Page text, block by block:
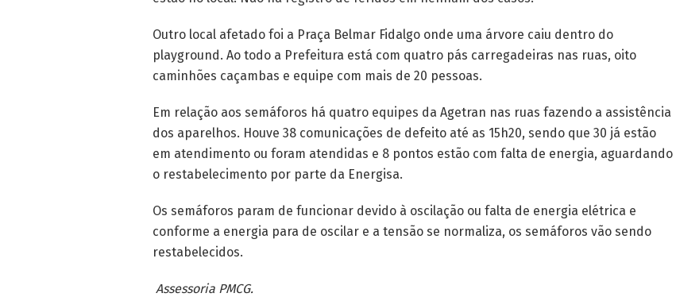
Outro local afetado foi a Praça Belmar Fidalgo onde uma árvore caiu dentro do
playground. Ao todo a Prefeitura está com quatro pás carregadeiras nas ruas, oito
caminhões caçambas e equipe com mais de 20 pessoas.
Em relação aos semáforos há quatro equipes da Agetran nas ruas fazendo a assistência
dos aparelhos. Houve 38 comunicações de defeito até as 15h20, sendo que 30 já estão
em atendimento ou foram atendidas e 8 pontos estão com falta de energia, aguardando
o restabelecimento por parte da Energisa.
Os semáforos param de funcionar devido à oscilação ou falta de energia elétrica e
conforme a energia para de oscilar e a tensão se normaliza, os semáforos vão sendo
restabelecidos.
Assessoria PMCG.